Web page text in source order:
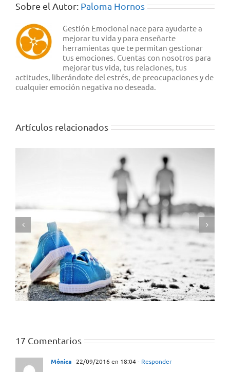
Sobre el Autor: Paloma Hornos
Gestión Emocional nace para ayudarte a
mejorar tu vida y para enseñarte
herramientas que te permitan gestionar
tus emociones. Cuentas con nosotros para
mejorar tus vida, tus relaciones, tus
actitudes, liberándote del estrés, de preocupaciones y de
cualquier emoción negativa no deseada.
Artículos relacionados
17 Comentarios
Mónica 22/09/2016 en 18:04- Responder